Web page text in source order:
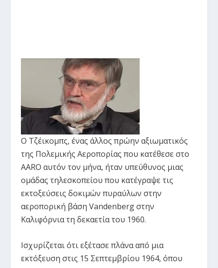
Ο Τζέικομπς, ένας άλλος πρώην αξιωματικός
της Πολεμικής Αεροπορίας που κατέθεσε στο
AARO αυτόν τον μήνα, ήταν υπεύθυνος μιας
ομάδας τηλεσκοπείου που κατέγραψε τις
εκτοξεύσεις δοκιμών πυραύλων στην
αεροπορική βάση Vandenberg στην
Καλιφόρνια τη δεκαετία του 1960.
Ισχυρίζεται ότι εξέτασε πλάνα από μια
εκτόξευση στις 15 Σεπτεμβρίου 1964, όπου